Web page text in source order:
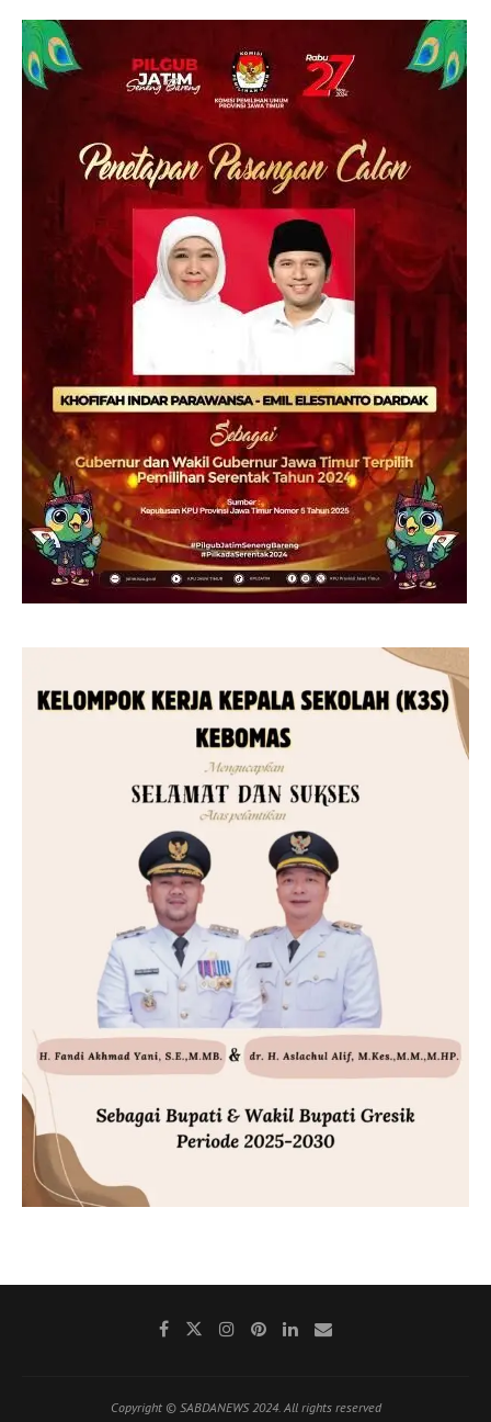
Copyright © SABDANEWS 2024. All rights reserved